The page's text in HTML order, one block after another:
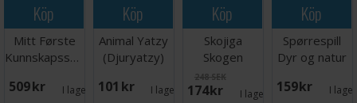
Köp
Mitt Første
Kunnskapsspill
509 SEK I lager:
Köp
Animal Yatzy
(Djuryatzy)
101 SEK I lager: 5
Köp
Skojiga
Skogen
Brädspel
248 SEK
174 SEK I lager:
Köp
Spørrespill
Dyr og natur
159 SEK I